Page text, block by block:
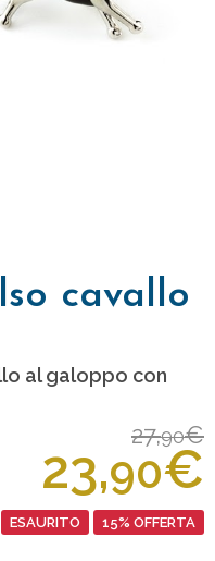
cavallo
al galoppo con
27,90€
23,90€
ESAURITO 15% OFFERTA